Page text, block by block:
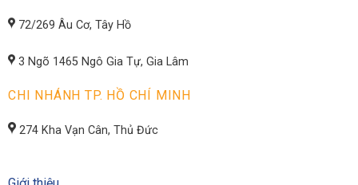
72/269 Âu Cơ, Tây Hồ
3 Ngõ 1465 Ngô Gia Tự, Gia Lâm
CHI NHÁNH TP. HỒ CHÍ MINH
274 Kha Vạn Cân, Thủ Đức